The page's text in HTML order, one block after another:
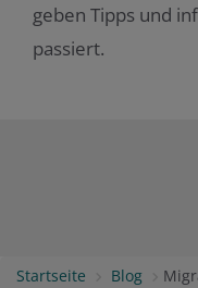
geben Tipps und
passiert.
Startseite Blog